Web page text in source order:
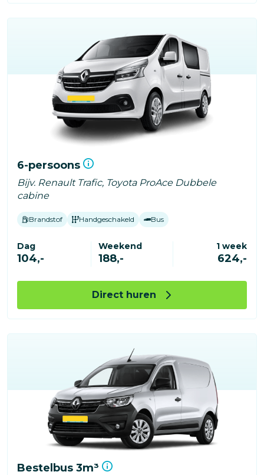
6-persoons
Bijv. Renault Trafic, Toyota ProAce Dubbele
cabine
Brandstof Handgeschakeld Bus
Dag
104,-
Weekend
188,-
1 week
624,-
Direct huren
Bestelbus 3m³